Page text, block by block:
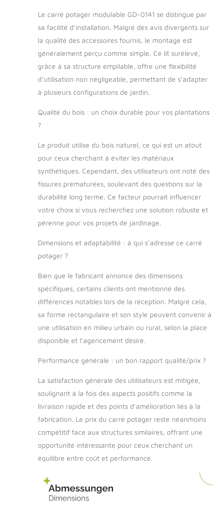
rabotés et traités
thermiquement pour
assurer une
protection optimale
contre les parasites
et les champignons,
garantissant ainsi
une jardinière
potager extérieur en
facilite son transport
et son rangement.
Parfait pour le
jardinage et
l’aménagement
paysager. Nos
en bois s'adaptent à
tous types de jardins
conditions idéales
herbes aromatiques.
Ils embellissent votre
espace extérieur.
spécialisée dans les
accessoires de jardin
de haute qualité :
jardinières en bois,
autres équipements
pour cultiver votre
jardin avec succès.
Le carré potager modulable GD-0141 se distingue par
sa facilité d’installation. Malgré des avis divergents sur
la qualité des accessoires fournis, le montage est
généralement perçu comme simple. Ce lit surélevé,
grâce à sa structure empilable, offre une flexibilité
d’utilisation non négligeable, permettant de s’adapter
à plusieurs configurations de jardin.
Qualité du bois : un choix durable pour vos plantations
?
Le produit utilise du bois naturel, ce qui est un atout
pour ceux cherchant à éviter les matériaux
synthétiques. Cependant, des utilisateurs ont noté des
fissures prématurées, soulevant des questions sur la
durabilité long terme. Ce facteur pourrait influencer
votre choix si vous recherchez une solution robuste et
pérenne pour vos projets de jardinage.
Dimensions et adaptabilité : à qui s’adresse ce carré
potager ?
Bien que le fabricant annonce des dimensions
spécifiques, certains clients ont mentionné des
différences notables lors de la réception. Malgré cela,
sa forme rectangulaire et son style peuvent convenir à
une utilisation en milieu urbain ou rural, selon la place
disponible et l’agencement désiré.
Performance générale : un bon rapport qualité/prix ?
La satisfaction générale des utilisateurs est mitigée,
soulignant à la fois des aspects positifs comme la
livraison rapide et des points d’amélioration liés à la
fabrication. Le prix du carré potager reste néanmoins
compétitif face aux structures similaires, offrant une
opportunité intéressante pour ceux cherchant un
équilibre entre coût et performance.